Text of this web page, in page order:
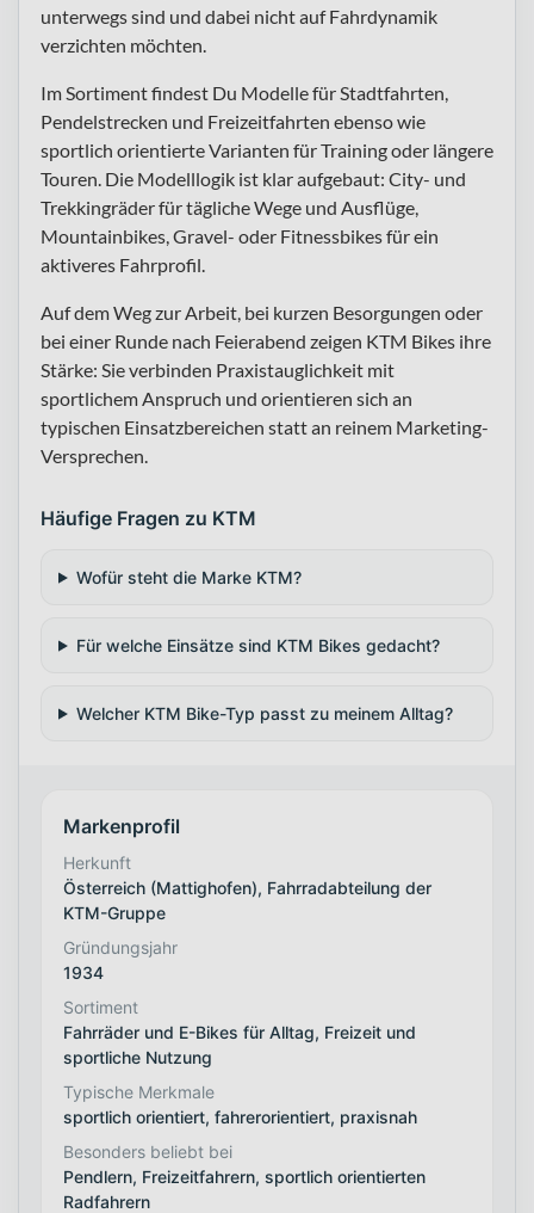
unterwegs sind und dabei nicht auf Fahrdynamik
verzichten möchten.
Im Sortiment findest Du Modelle für Stadtfahrten,
Pendelstrecken und Freizeitfahrten ebenso wie
sportlich orientierte Varianten für Training oder längere
Touren. Die Modelllogik ist klar aufgebaut: City- und
Trekkingräder für tägliche Wege und Ausflüge,
Mountainbikes, Gravel- oder Fitnessbikes für ein
aktiveres Fahrprofil.
Auf dem Weg zur Arbeit, bei kurzen Besorgungen oder
bei einer Runde nach Feierabend zeigen KTM Bikes ihre
Stärke: Sie verbinden Praxistauglichkeit mit
sportlichem Anspruch und orientieren sich an
typischen Einsatzbereichen statt an reinem Marketing-
Versprechen.
Häufige Fragen zu KTM
Wofür steht die Marke KTM?
Für welche Einsätze sind KTM Bikes gedacht?
Welcher KTM Bike-Typ passt zu meinem Alltag?
Markenprofil
Herkunft
Österreich (Mattighofen), Fahrradabteilung der
KTM-Gruppe
Gründungsjahr
1934
Sortiment
Fahrräder und E-Bikes für Alltag, Freizeit und
sportliche Nutzung
Typische Merkmale
sportlich orientiert, fahrerorientiert, praxisnah
Besonders beliebt bei
Pendlern, Freizeitfahrern, sportlich orientierten
Radfahrern